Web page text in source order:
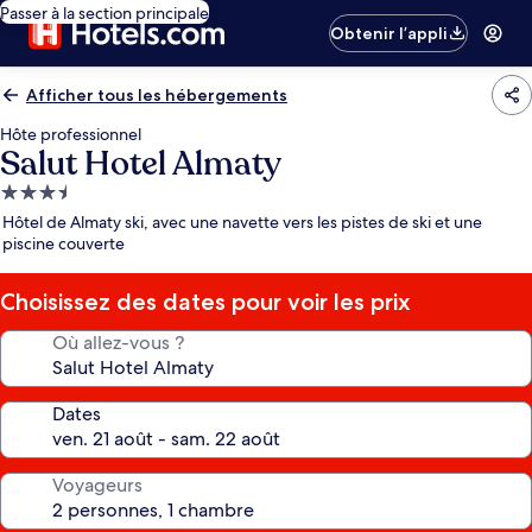
Passer à la section principale
Obtenir l’appli
Afficher tous les hébergements
Hôte professionnel
Salut Hotel Almaty
Hébergement
3.5 étoiles
Hôtel de Almaty ski, avec une navette vers les pistes de ski et une
piscine couverte
Choisissez des dates pour voir les prix
Où allez-vous ?
Dates
Voyageurs